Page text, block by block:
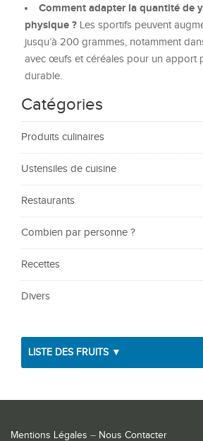
Comment adapter la quantité de
physique ? Les sportifs peuvent
jusqu’à 200 grammes, notamment
avec œufs et céréales pour un apport
durable.
Catégories
Produits culinaires
Ustensiles de cuisine
Restaurants
Combien par personne ?
Recettes
Divers
LISTE DES FRUITS ▼
Mentions Légales – Nous Contacter